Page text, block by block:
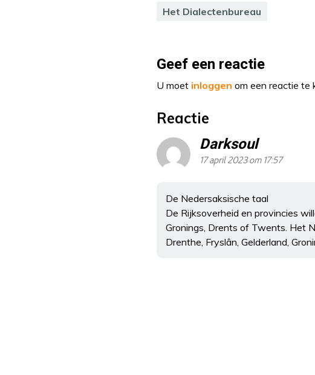
Het Dialectenbureau
Geef een reactie
U moet inloggen om een reactie te
Reactie
Darksoul
17 april 2023 om 17:57
De Nedersaksische taal
De Rijksoverheid en provincies
Gronings, Drents of Twents. Het
Drenthe, Fryslân, Gelderland,